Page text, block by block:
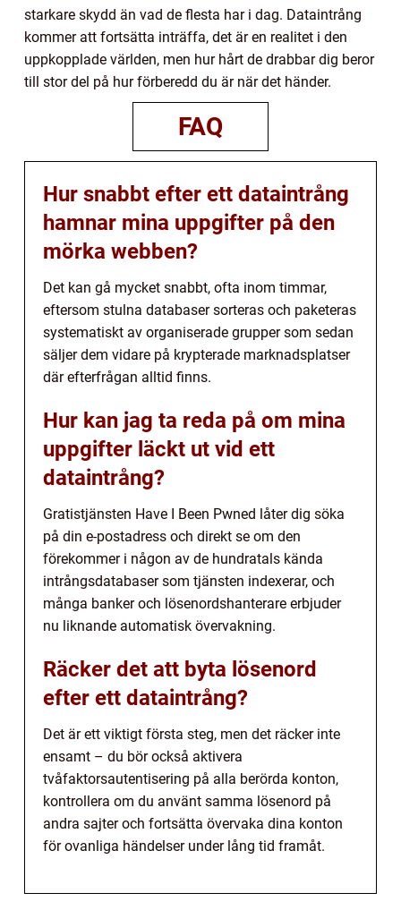
starkare skydd än vad de flesta har i dag. Dataintrång
kommer att fortsätta inträffa, det är en realitet i den
uppkopplade världen, men hur hårt de drabbar dig beror
till stor del på hur förberedd du är när det händer.
FAQ
Hur snabbt efter ett dataintrång
hamnar mina uppgifter på den
mörka webben?
Det kan gå mycket snabbt, ofta inom timmar,
eftersom stulna databaser sorteras och paketeras
systematiskt av organiserade grupper som sedan
säljer dem vidare på krypterade marknadsplatser
där efterfrågan alltid finns.
Hur kan jag ta reda på om mina
uppgifter läckt ut vid ett
dataintrång?
Gratistjänsten Have I Been Pwned låter dig söka
på din e-postadress och direkt se om den
förekommer i någon av de hundratals kända
intrångsdatabaser som tjänsten indexerar, och
många banker och lösenordshanterare erbjuder
nu liknande automatisk övervakning.
Räcker det att byta lösenord
efter ett dataintrång?
Det är ett viktigt första steg, men det räcker inte
ensamt – du bör också aktivera
tvåfaktorsautentisering på alla berörda konton,
kontrollera om du använt samma lösenord på
andra sajter och fortsätta övervaka dina konton
för ovanliga händelser under lång tid framåt.